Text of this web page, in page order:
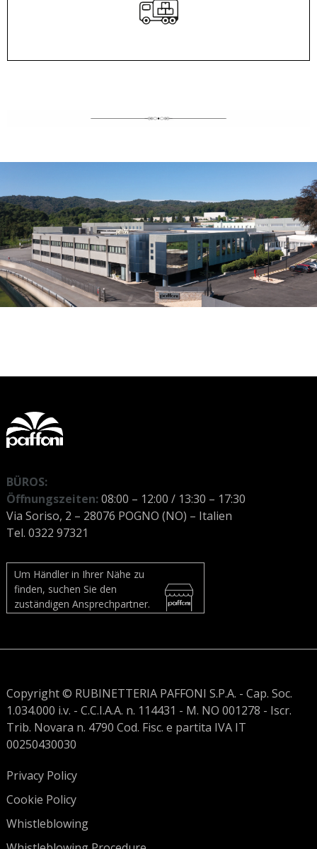
BÜROS:
Öffnungszeiten:08:00 – 12:00 / 13:30 – 17:30
Via Soriso, 2 – 28076 POGNO (NO) – Italien
Tel. 0322 97321
Um Händler in Ihrer Nähe zu
finden, suchen Sie den
zuständigen Ansprechpartner.
Copyright © RUBINETTERIA PAFFONI S.P.A. - Cap. Soc.
1.034.000 i.v. - C.C.I.A.A. n. 114431 - M. NO 001278 - Iscr.
Trib. Novara n. 4790 Cod. Fisc. e partita IVA IT
00250430030
Privacy Policy
Cookie Policy
Whistleblowing